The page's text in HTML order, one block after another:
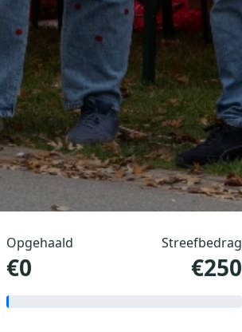
Opgehaald
€0
Streefbedrag
€250